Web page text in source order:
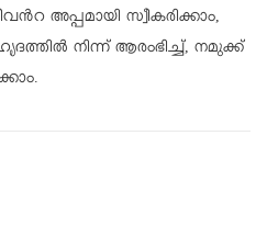
അപ്പമായി സ്വീകരിക്കാം,
നിന്ന് ആരംഭിച്ച്, നമുക്ക്